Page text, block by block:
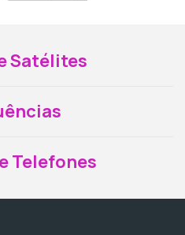
Satélites
Telefones